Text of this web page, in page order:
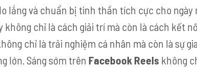
lắng và chuẩn bị tinh thần tích cực cho ngày
không chỉ là cách giải trí mà còn là cách kết
chỉ là trải nghiệm cá nhân mà còn là sự
lớn. Sáng sớm trên Facebook Reels không